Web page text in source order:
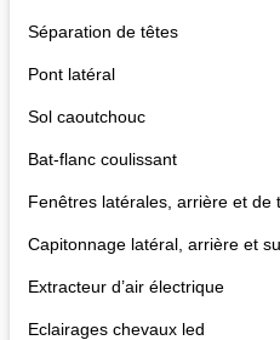
Séparation de têtes
Pont latéral
Sol caoutchouc
Bat-flanc coulissant
Fenêtres latérales, arrière et de
Capitonnage latéral, arrière et
Extracteur d’air électrique
Eclairages chevaux led